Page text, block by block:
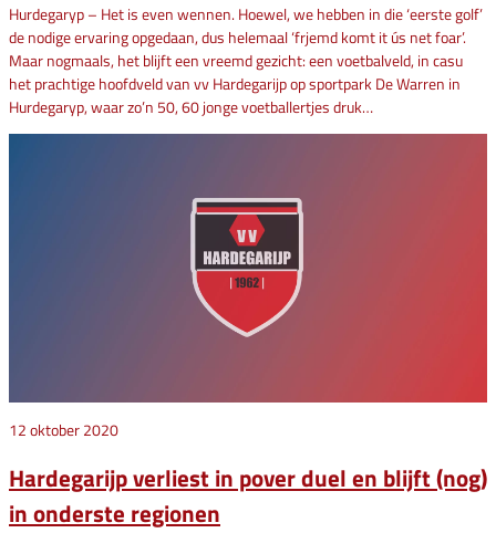
Hurdegaryp – Het is even wennen. Hoewel, we hebben in die ‘eerste golf’
de nodige ervaring opgedaan, dus helemaal ‘frjemd komt it ús net foar’.
Maar nogmaals, het blijft een vreemd gezicht: een voetbalveld, in casu
het prachtige hoofdveld van vv Hardegarijp op sportpark De Warren in
Hurdegaryp, waar zo’n 50, 60 jonge voetballertjes druk…
12 oktober 2020
Hardegarijp verliest in pover duel en blijft (nog)
in onderste regionen